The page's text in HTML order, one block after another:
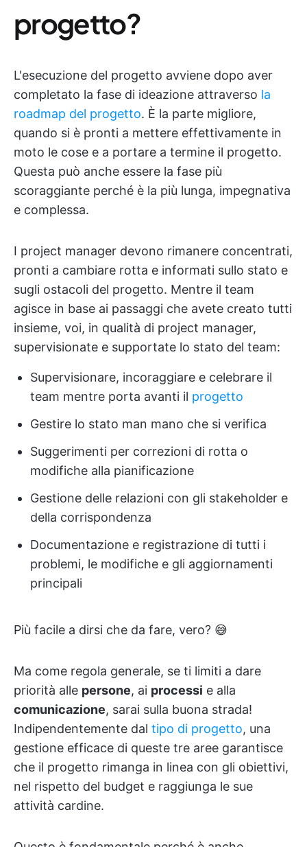
progetto?
L'esecuzione del progetto avviene dopo aver
completato la fase di ideazione attraverso la
roadmap del progetto. È la parte migliore,
quando si è pronti a mettere effettivamente in
moto le cose e a portare a termine il progetto.
Questa può anche essere la fase più
scoraggiante perché è la più lunga, impegnativa
e complessa.
I project manager devono rimanere concentrati,
pronti a cambiare rotta e informati sullo stato e
sugli ostacoli del progetto. Mentre il team
agisce in base ai passaggi che avete creato tutti
insieme, voi, in qualità di project manager,
supervisionate e supportate lo stato del team:
Supervisionare, incoraggiare e celebrare il
team mentre porta avanti il progetto
Gestire lo stato man mano che si verifica
Suggerimenti per correzioni di rotta o
modifiche alla pianificazione
Gestione delle relazioni con gli stakeholder e
della corrispondenza
Documentazione e registrazione di tutti i
problemi, le modifiche e gli aggiornamenti
principali
Più facile a dirsi che da fare, vero? 😅
Ma come regola generale, se ti limiti a dare
priorità alle persone, ai processi e alla
comunicazione, sarai sulla buona strada!
Indipendentemente dal tipo di progetto, una
gestione efficace di queste tre aree garantisce
che il progetto rimanga in linea con gli obiettivi,
nel rispetto del budget e raggiunga le sue
attività cardine.